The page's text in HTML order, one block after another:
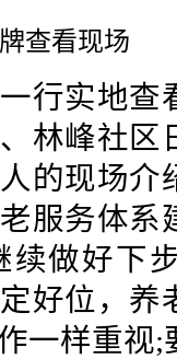
牌查看现
实地查
林峰社区
的现场介
服务体系
续做好下
好位，养
一样重视;